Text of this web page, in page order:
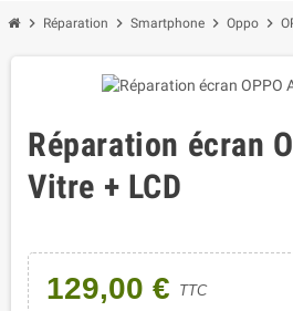
chevron_right Réparation chevron_right Smartphone chevron_right Oppo chevron_right
Réparation écran
Vitre + LCD
129,00 € TTC